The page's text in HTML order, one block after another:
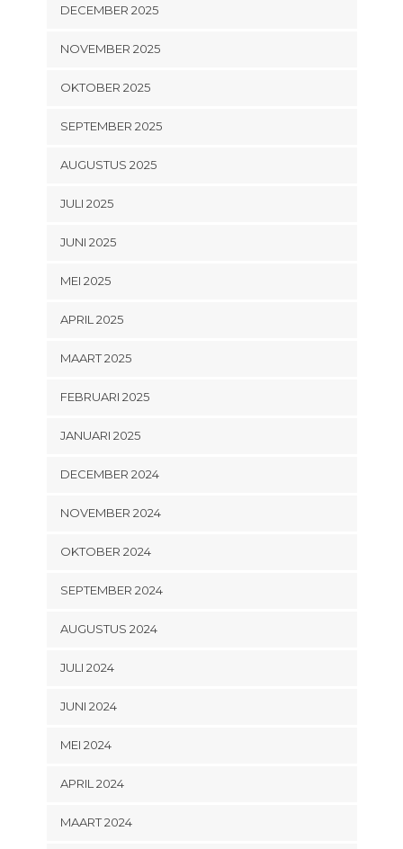
DECEMBER 2025
NOVEMBER 2025
OKTOBER 2025
SEPTEMBER 2025
AUGUSTUS 2025
JULI 2025
JUNI 2025
MEI 2025
APRIL 2025
MAART 2025
FEBRUARI 2025
JANUARI 2025
DECEMBER 2024
NOVEMBER 2024
OKTOBER 2024
SEPTEMBER 2024
AUGUSTUS 2024
JULI 2024
JUNI 2024
MEI 2024
APRIL 2024
MAART 2024